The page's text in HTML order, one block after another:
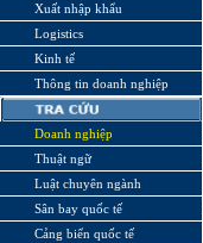
Xuất nhập khẩu
Logistics
Kinh tế
Thông tin doanh nghiệp
Doanh nghiệp
Thuật ngữ
Luật chuyên ngành
Sân bay quốc tế
Cảng biển quốc tế